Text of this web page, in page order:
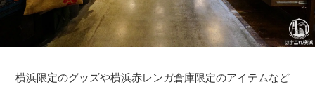
横浜限定のグッズや横浜赤レンガ倉庫限定のアイテムなど